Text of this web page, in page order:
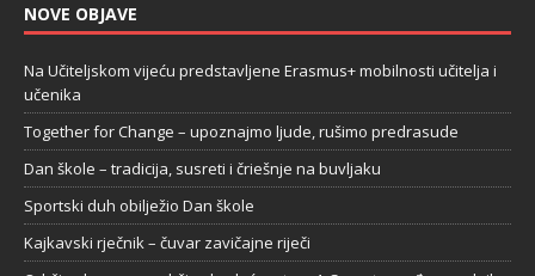
NOVE OBJAVE
Na Učiteljskom vijeću predstavljene Erasmus+ mobilnosti učitelja i
učenika
Together for Change – upoznajmo ljude, rušimo predrasude
Dan škole – tradicija, susreti i čriešnje na buvljaku
Sportski duh obilježio Dan škole
Kajkavski rječnik – čuvar zavičajne riječi